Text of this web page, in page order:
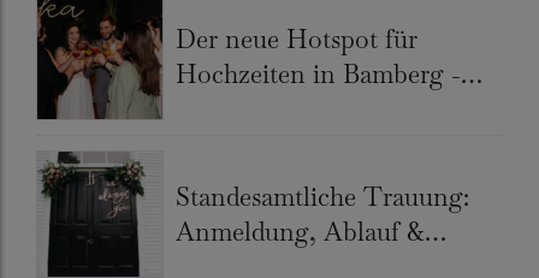
Der neue Hotspot für
Hochzeiten in Bamberg -
Standesamtliche Trauung:
Anmeldung, Ablauf &